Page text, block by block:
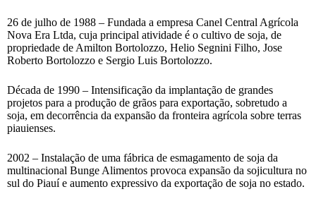
26 de julho de 1988 – Fundada a empresa Canel Central Agrícola
Nova Era Ltda, cuja principal atividade é o cultivo de soja, de
propriedade de Amilton Bortolozzo, Helio Segnini Filho, Jose
Roberto Bortolozzo e Sergio Luis Bortolozzo.
Década de 1990 – Intensificação da implantação de grandes
projetos para a produção de grãos para exportação, sobretudo a
soja, em decorrência da expansão da fronteira agrícola sobre terras
piauienses.
2002 – Instalação de uma fábrica de esmagamento de soja da
multinacional Bunge Alimentos provoca expansão da sojicultura no
sul do Piauí e aumento expressivo da exportação de soja no estado.